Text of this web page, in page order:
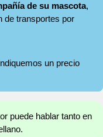
de su mascota,
de transportes por
un precio
puede hablar tanto en